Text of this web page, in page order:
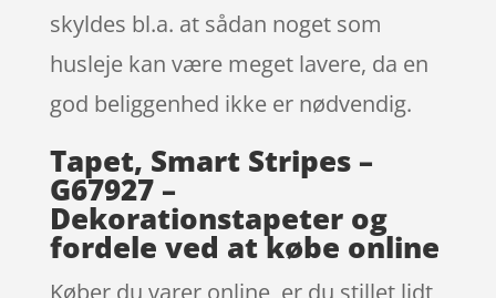
skyldes bl.a. at sådan noget som
husleje kan være meget lavere, da en
god beliggenhed ikke er nødvendig.
Tapet, Smart Stripes –
G67927 –
Dekorationstapeter og
fordele ved at købe online
Køber du varer online, er du stillet lidt